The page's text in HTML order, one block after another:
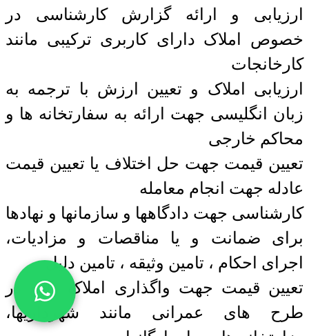
ارزیابی و ارائه گزارش کارشناسی در
خصوص املاک دارای کاربری ترکیبی مانند
کارخانجات
ارزیابی املاک و تعیین ارزش با ترجمه به
زبان انگلیسی جهت ارائه به سفارتخانه ها و
محاکم خارجی
تعیین قیمت جهت حل اختلاف یا تعیین قیمت
عادله جهت انجام معامله
کارشناسی جهت دادگاهها و سازمانها و نهادها
برای ضمانت و یا مناقصات و مزادیات،
اجرای احکام ، تامین وثیقه ، تامین دلیل
تعیین قیمت جهت واگذاری املاک واقع در
طرح های عمرانی مانند شهرداریها،